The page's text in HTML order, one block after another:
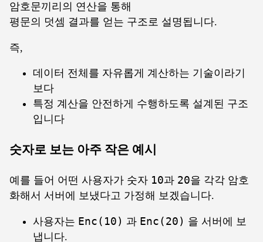
암호문끼리의 연산을 통해
평문의 덧셈 결과를 얻는 구조로 설명됩니다.
즉,
데이터 전체를 자유롭게 계산하는 기술이라기
보다
특정 계산을 안전하게 수행하도록 설계된 구조
입니다
숫자로 보는 아주 작은 예시
예를 들어 어떤 사용자가 숫자 10과 20을 각각 암호
화해서 서버에 보냈다고 가정해 보겠습니다.
사용자는 Enc(10) 과 Enc(20) 을 서버에 보
냅니다.